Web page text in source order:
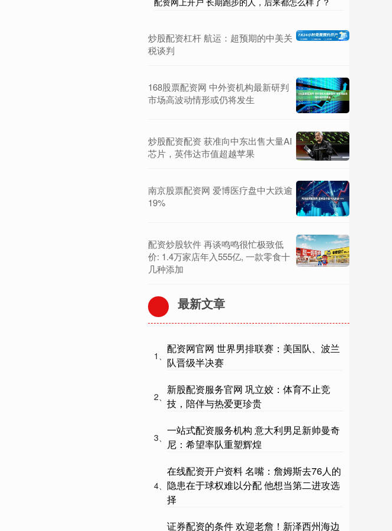
炒股配资杠杆 航运：超预期的中美关
税谈判
168股票配资网 中外资机构最新研判
市场高波动情形或仍将发生
炒股配资配资 获准向中东出售大量AI
芯片，英伟达市值超越苹果
南京股票配资网 爱博医疗盘中大跌逾
19%
配资炒股软件 再谈鸣鸣很忙极致低
价: 1.4万家店年入555亿, 一款零食十
几种添加
最新文章
1、
配资网官网 世界男排联赛：美国队、波兰
队晋级半决赛
2、
新股配资服务官网 巩立姣：体育不止竞
技，陪伴与热爱更珍贵
3、
一站式配资服务机构 意大利男足新帅曼奇
尼：希望率队重塑辉煌
4、
在线配资开户资料 名嘴：詹姆斯去76人的
隐患在于球权难以分配 他想当第二进攻选
择
证券配资的条件 欢迎老詹！新泽西州海边